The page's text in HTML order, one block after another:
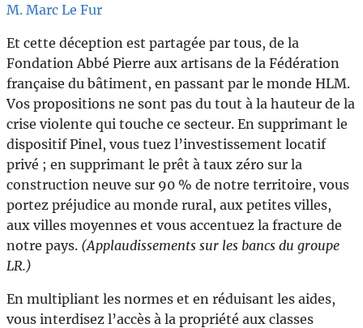
M. Marc Le Fur
Et cette déception est partagée par tous, de la
Fondation Abbé Pierre aux artisans de la Fédération
française du bâtiment, en passant par le monde HLM.
Vos propositions ne sont pas du tout à la hauteur de la
crise violente qui touche ce secteur. En supprimant le
dispositif Pinel, vous tuez l’investissement locatif
privé ; en supprimant le prêt à taux zéro sur la
construction neuve sur 90 % de notre territoire, vous
portez préjudice au monde rural, aux petites villes,
aux villes moyennes et vous accentuez la fracture de
notre pays. (Applaudissements sur les bancs du groupe
LR.)
En multipliant les normes et en réduisant les aides,
vous interdisez l’accès à la propriété aux classes